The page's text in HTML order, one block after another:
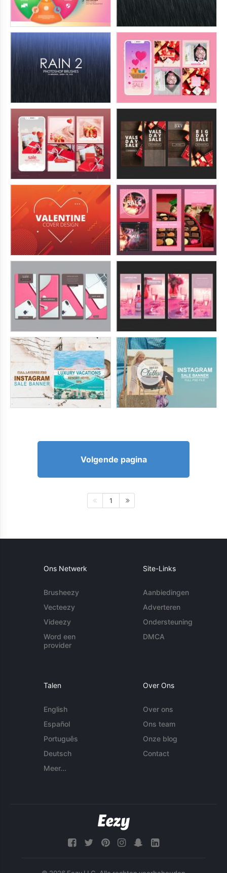
Volgende pagina
1
Ons Netwerk
Brusheezy
Vecteezy
Videezy
Word een
provider
Site-Links
Aanbiedingen
Adverteren
Ondersteuning
DMCA
Talen
English
Español
Português
Deutsch
Meer...
Over Ons
Over ons
Ons team
Onze blog
Contact